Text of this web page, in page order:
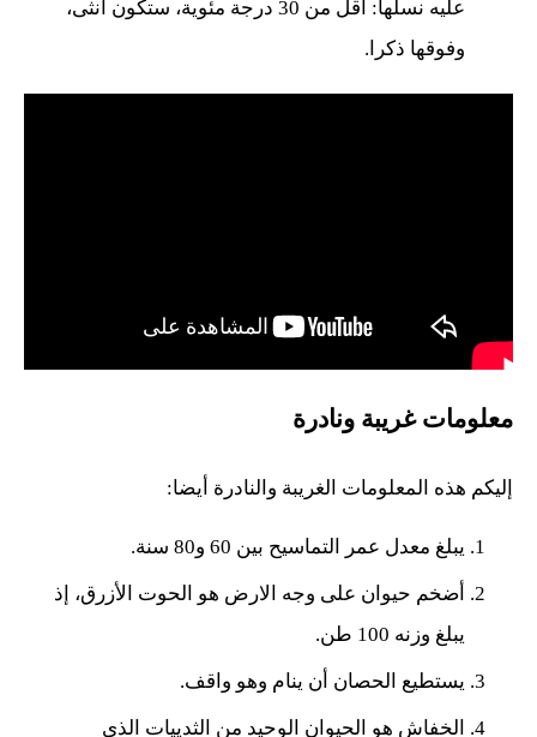
عليه نسلها: أقل من 30 درجة مئوية، ستكون أنثى،
وفوقها ذكرا.
معلومات غريبة ونادرة
إليكم هذه المعلومات الغريبة والنادرة أيضا:
يبلغ معدل عمر التماسيح بين 60 و80 سنة.
أضخم حيوان على وجه الارض هو الحوت الأزرق، إذ
يبلغ وزنه 100 طن.
يستطيع الحصان أن ينام وهو واقف.
الخفاش هو الحيوان الوحيد من الثدييات الذي